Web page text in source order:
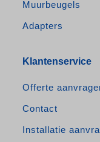
Muurbeugels
Adapters
Klantenservice
Offerte
Contact
Installatie